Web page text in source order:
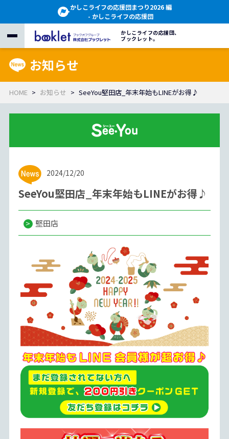
かしこライフの応援団まつり2026 編
- かしこライフの応援団
かしこライフの応援団、
ブックレット。
お知らせ
HOME お知らせ SeeYou堅田店_年末年始もLINEがお得♪
2024/12/20
SeeYou堅田店_年末年始もLINEがお得♪
堅田店